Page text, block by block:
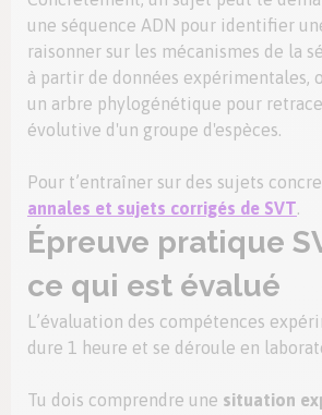
une séquence ADN pour identifier
raisonner sur les mécanismes de la
à partir de données expérimentales,
un arbre phylogénétique pour
évolutive d'un groupe d'espèces.
Pour t’entraîner sur des sujets
annales et sujets corrigés de SVT.
Épreuve pratique
ce qui est évalué
L’évaluation des compétences
dure 1 heure et se déroule en
Tu dois comprendre une situation